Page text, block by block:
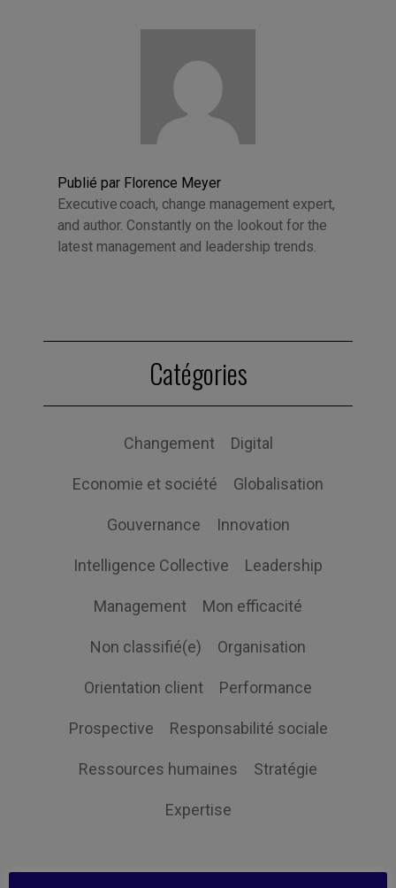
Publié par Florence Meyer
Executive coach, change management expert,
and author. Constantly on the lookout for the
latest management and leadership trends.
Catégories
Changement Digital
Economie et société Globalisation
Gouvernance Innovation
Intelligence Collective Leadership
Management Mon efficacité
Non classifié(e) Organisation
Orientation client Performance
Prospective Responsabilité sociale
Ressources humaines Stratégie
Expertise